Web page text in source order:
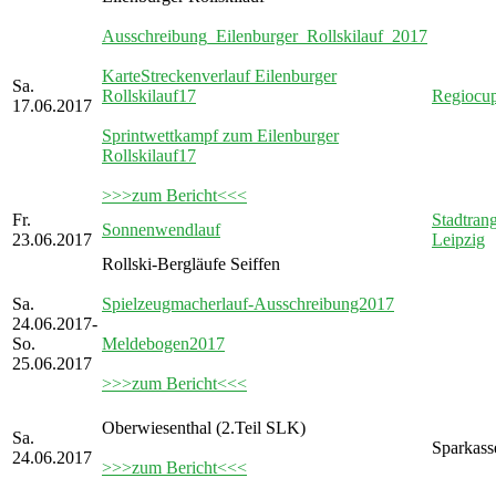
Sa.
17.06.2017
Ausschreibung_Eilenburger_Rollskilauf_2017
KarteStreckenverlauf Eilenburger
Rollskilauf17
Sprintwettkampf zum Eilenburger
Rollskilauf17
>>>zum Bericht<<<
Fr.
23.06.2017
Sonnenwendlauf
Leipzig
Sa.
24.06.2017-
So.
25.06.2017
Rollski-Bergläufe Seiffen
Spielzeugmacherlauf-Ausschreibung2017
Meldebogen2017
>>>zum Bericht<<<
Sa.
24.06.2017
Oberwiesenthal (2.Teil SLK)
>>>zum Bericht<<<